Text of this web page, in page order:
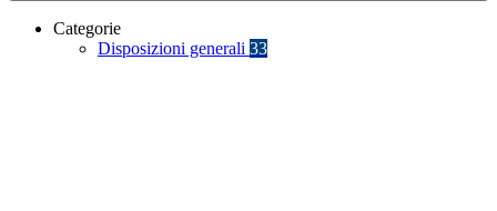
Categorie
Disposizioni generali 33